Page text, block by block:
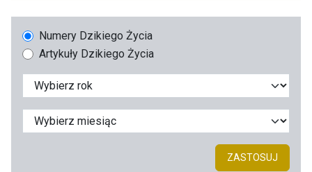
Numery Dzikiego Życia
Artykuły Dzikiego Życia
ZASTOSUJ